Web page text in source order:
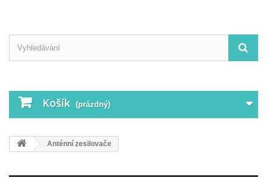
Košík (prázdný)
Anténní zesilovače